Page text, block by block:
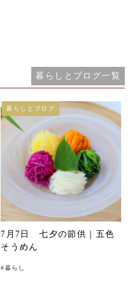
暮らしとブログ一覧
7月7日 七夕の節供｜五色
そうめん
#暮らし
暮らしとブログ